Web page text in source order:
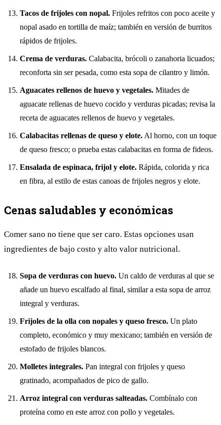
Tacos de frijoles con nopal. Frijoles refritos con poco aceite y
nopal asado en tortilla de maíz; también en versión de burritos
rápidos de frijoles.
Crema de verduras. Calabacita, brócoli o zanahoria licuados;
reconforta sin ser pesada, como esta sopa de cilantro y limón.
Aguacates rellenos de huevo y vegetales. Mitades de
aguacate rellenas de huevo cocido y verduras picadas; revisa la
receta de aguacates rellenos de huevo y vegetales.
Calabacitas rellenas de queso y elote. Al horno, con un toque
de queso fresco; o prueba estas calabacitas en forma de fideos.
Ensalada de espinaca, frijol y elote. Rápida, colorida y rica
en fibra, al estilo de estas canoas de frijoles negros y elote.
Cenas saludables y económicas
Comer sano no tiene que ser caro. Estas opciones usan
ingredientes de bajo costo y alto valor nutricional.
Sopa de verduras con huevo. Un caldo de verduras al que se
añade un huevo escalfado al final, similar a esta sopa de arroz
integral y verduras.
Frijoles de la olla con nopales y queso fresco. Un plato
completo, económico y muy mexicano; también en versión de
estofado de frijoles blancos.
Molletes integrales. Pan integral con frijoles y queso
gratinado, acompañados de pico de gallo.
Arroz integral con verduras salteadas. Combínalo con
proteína como en este arroz con pollo y vegetales.